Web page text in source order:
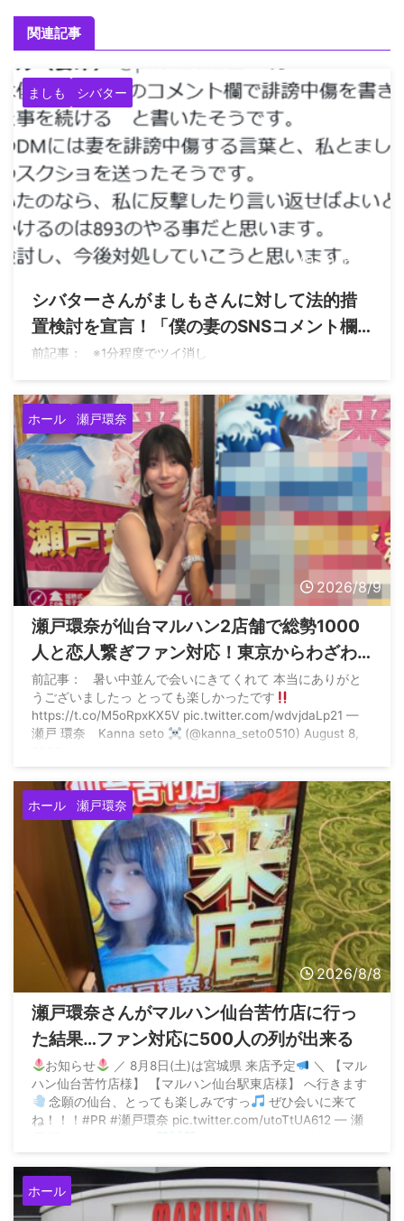
関連記事
ましも シバター
2026/8/9
シバターさんがましもさんに対して法的措
置検討を宣言！「僕の妻のSNSコメント欄
に誹謗中傷を書き、DMを読まないならこう
前記事： ※1分程度でツイ消し
ホール 瀬戸環奈
2026/8/9
瀬戸環奈が仙台マルハン2店舗で総勢1000
人と恋人繋ぎファン対応！東京からわざわ
ざ参戦する猛者もいた模様
前記事： 暑い中並んで会いにきてくれて 本当にありがと
うございましたっ とっても楽しかったです
https://t.co/M5oRpxKX5V pic.twitter.com/wdvjdaLp21 —
瀬戸 環奈 Kanna seto
(@kanna_seto0510) August 8,
ホール 瀬戸環奈
2026/8/8
瀬戸環奈さんがマルハン仙台苦竹店に行っ
た結果…ファン対応に500人の列が出来る
お知らせ ／ 8月8日(土)は宮城県 来店予定
＼ 【マル
ハン仙台苦竹店様】 【マルハン仙台駅東店様】 へ行きます
念願の仙台、とっても楽しみですっ
ぜひ会いに来て
ね！！！#PR #瀬戸環奈 pic.twitter.com/utoTtUA612 — 瀬
ホール